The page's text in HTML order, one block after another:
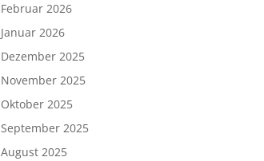
Februar 2026
Januar 2026
Dezember 2025
November 2025
Oktober 2025
September 2025
August 2025